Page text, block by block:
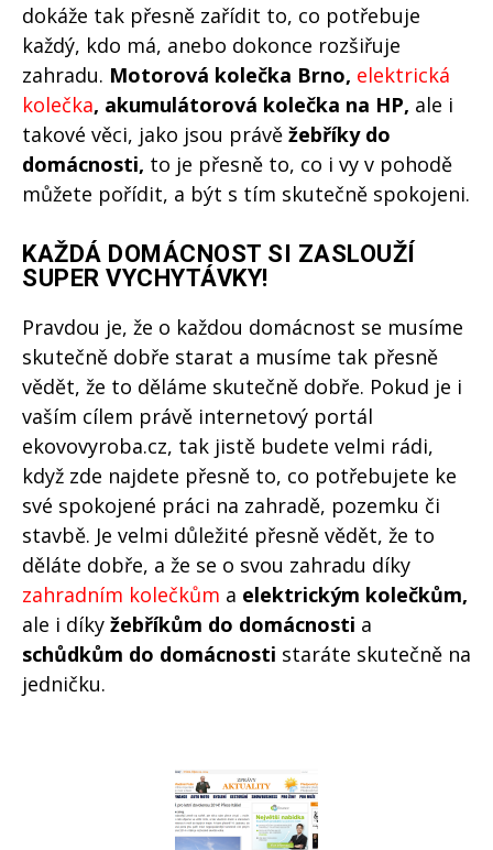
dokáže tak přesně zařídit to, co potřebuje
každý, kdo má, anebo dokonce rozšiřuje
zahradu. Motorová kolečka Brno, elektrická
kolečka, akumulátorová kolečka na HP, ale i
takové věci, jako jsou právě žebříky do
domácnosti, to je přesně to, co i vy v pohodě
můžete pořídit, a být s tím skutečně spokojeni.
KAŽDÁ DOMÁCNOST SI ZASLOUŽÍ
SUPER VYCHYTÁVKY!
Pravdou je, že o každou domácnost se musíme
skutečně dobře starat a musíme tak přesně
vědět, že to děláme skutečně dobře. Pokud je i
vaším cílem právě internetový portál
ekovovyroba.cz, tak jistě budete velmi rádi,
když zde najdete přesně to, co potřebujete ke
své spokojené práci na zahradě, pozemku či
stavbě. Je velmi důležité přesně vědět, že to
děláte dobře, a že se o svou zahradu díky
zahradním kolečkům a elektrickým kolečkům,
ale i díky žebříkům do domácnosti a
schůdkům do domácnosti staráte skutečně na
jedničku.